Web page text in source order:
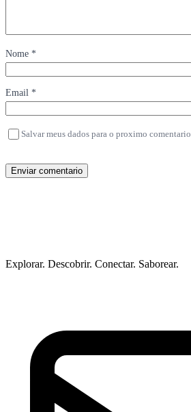
Nome *
Email *
Salvar meus dados para o proximo comentario
Enviar comentario
Explorar. Descobrir. Conectar. Saborear.